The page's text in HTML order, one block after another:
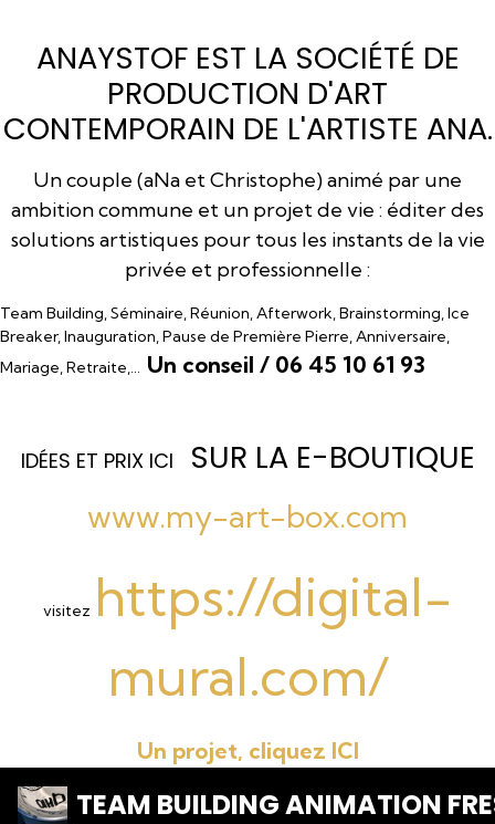
ANAYSTOF EST LA SOCIÉTÉ DE
PRODUCTION D'ART
CONTEMPORAIN DE L'ARTISTE ANA.
Un couple (aNa et Christophe) animé par une
ambition commune et un projet de vie : éditer des
solutions artistiques pour tous les instants de la vie
privée et professionnelle :
Team Building, Séminaire, Réunion, Afterwork, Brainstorming, Ice
Breaker, Inauguration, Pause de Première Pierre, Anniversaire,
Mariage, Retraite,… Un conseil / 06 45 10 61 93
IDÉES ET PRIX ICI SUR LA E-BOUTIQUE
www.my-art-box.com
visitez https://digital-
mural.com/
Un projet, cliquez ICI
TEAM BUILDING ANIMATION